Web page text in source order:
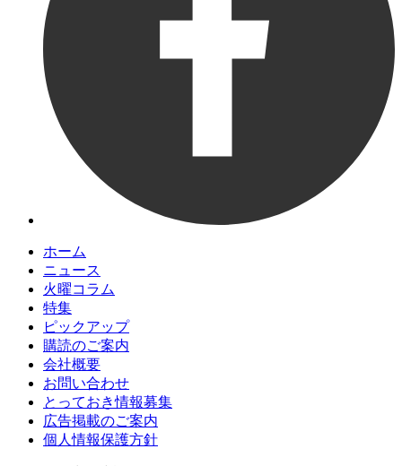
ホーム
ニュース
火曜コラム
特集
ピックアップ
購読のご案内
会社概要
お問い合わせ
とっておき情報募集
広告掲載のご案内
個人情報保護方針